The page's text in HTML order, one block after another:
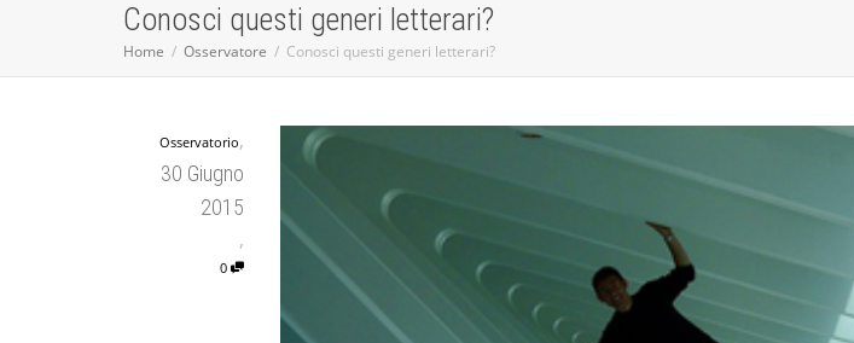
Conosci questi generi letterari?
Home Osservatore Conosci questi generi letterari?
Osservatorio,
30 Giugno
2015
,
0